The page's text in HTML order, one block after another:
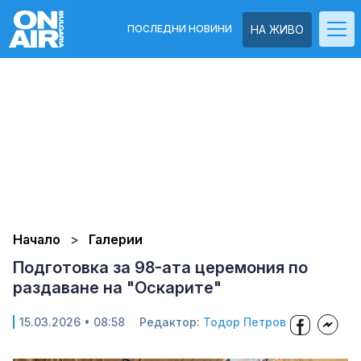
НА ЖИВО
ПОСЛЕДНИ НОВИНИ
Начало Галерии
Подготовка за 98-ата церемония по
раздаване на "Оскарите"
15.03.2026 • 08:58 Редактор: Тодор Петров